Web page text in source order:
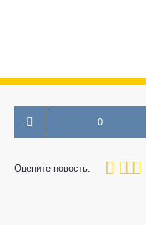
0
Оцените новость:
60
1 3 4